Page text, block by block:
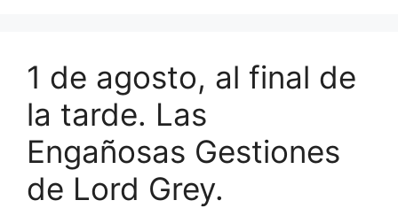
1 de agosto, al final de
la tarde. Las
Engañosas Gestiones
de Lord Grey.